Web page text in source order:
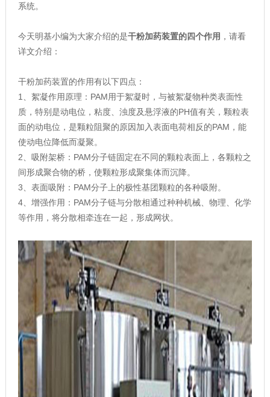
系统。
今天明基小编为大家介绍的是干粉加药装置的四个作用 ，请看
详文介绍：
干粉加药装置的作用有以下四点：
1、絮凝作用原理：PAM用于絮凝时，与被絮凝物种类表面性
质，特别是动电位，粘度、浊度及悬浮液的PH值有关，颗粒表
面的动电位，是颗粒阻聚的原因加入表面电荷相反的PAM，能
使动电位降低而凝聚。
2、吸附架桥：PAM分子链固定在不同的颗粒表面上，各颗粒之
间形成聚合物的桥，使颗粒形成聚集体而沉降。
3、表面吸附：PAM分子上的极性基团颗粒的各种吸附。
4、增强作用：PAM分子链与分散相通过种种机械、物理、化学
等作用，将分散相牵连在一起，形成网状。